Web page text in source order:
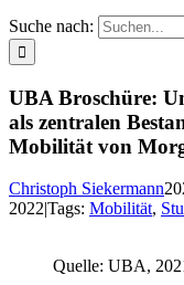
Suche nach:
UBA Broschüre:
als zentralen
Mobilität von
Christoph Siekermann
2022|Tags: Mobilität,
Quelle: UBA,